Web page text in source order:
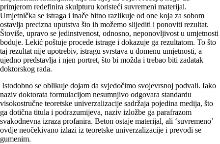
primjerom redefinira skulpturu koristeći suvremeni materijal.
Umjetnička se istraga i inače bitno razlikuje od one koja za sobom
ostavlja precizna uputstva što ih možemo slijediti i ponoviti rezultat.
Štoviše, upravo se jedinstvenost, odnosno, neponovljivost u umjetnosti
boduje. Lekić poštuje procede istrage i dokazuje ga rezultatom. To što
taj rezultat nije upotrebiv, istragu svrstava u domenu umjetnosti, a
ujedno predstavlja i njen portret, što bi možda i trebao biti zadatak
doktorskog rada.
Istodobno se oblikuje dojam da svjedočimo svojevrsnoj podvali. Iako
naziv doktorata formulacijom nesumnjivo odgovara standardu
visokostručne teoretske univerzalizacije sadržaja pojedina medija, što
ga dotična titula i podrazumijeva, naziv izložbe ga parafrazom
svakodnevna izraza profanira. Beton ostaje materijal, ali ‘suvremeno’
ovdje neočekivano izlazi iz teoretske univerzalizacije i prevodi se
gumenim.